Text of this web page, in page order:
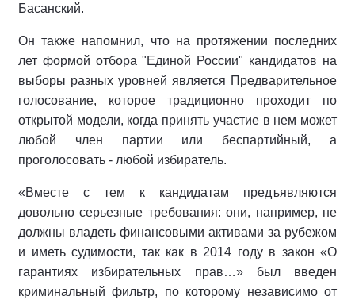
Басанский.
Он также напомнил, что на протяжении последних
лет формой отбора "Единой России" кандидатов на
выборы разных уровней является Предварительное
голосование, которое традиционно проходит по
открытой модели, когда принять участие в нем может
любой член партии или беспартийный, а
проголосовать - любой избиратель.
«Вместе с тем к кандидатам предъявляются
довольно серьезные требования: они, например, не
должны владеть финансовыми активами за рубежом
и иметь судимости, так как в 2014 году в закон «О
гарантиях избирательных прав…» был введен
криминальный фильтр, по которому независимо от